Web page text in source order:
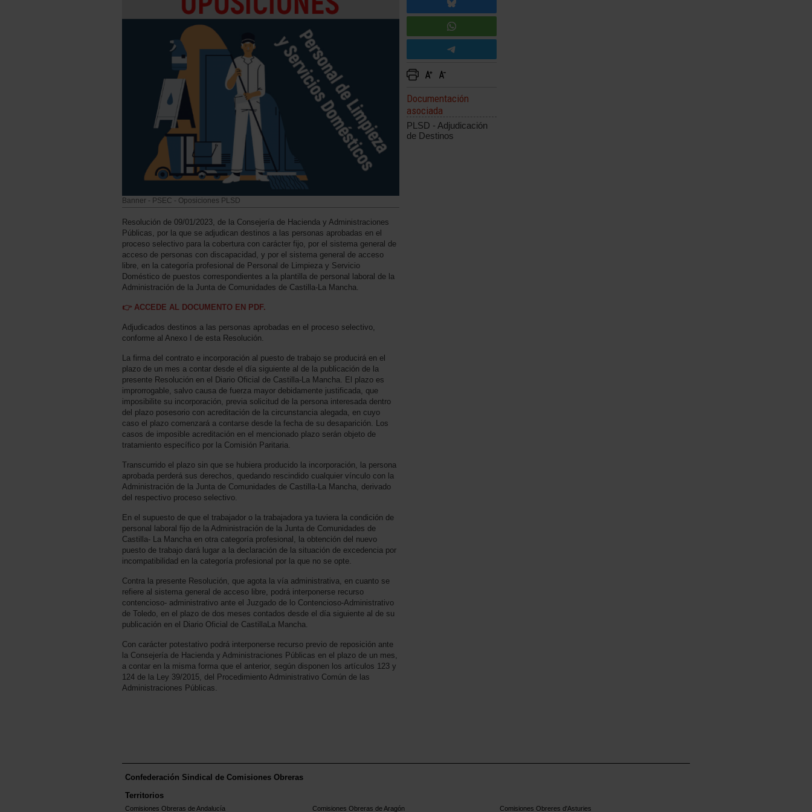
Banner - PSEC - Oposiciones PLSD
Resolución de 09/01/2023, de la Consejería de Hacienda y Administraciones
Públicas, por la que se adjudican destinos a las personas aprobadas en el
proceso selectivo para la cobertura con carácter fijo, por el sistema general de
acceso de personas con discapacidad, y por el sistema general de acceso
libre, en la categoría profesional de Personal de Limpieza y Servicio
Doméstico de puestos correspondientes a la plantilla de personal laboral de la
Administración de la Junta de Comunidades de Castilla-La Mancha.
👉 ACCEDE AL DOCUMENTO EN PDF.
Adjudicados destinos a las personas aprobadas en el proceso selectivo,
conforme al Anexo I de esta Resolución.
La firma del contrato e incorporación al puesto de trabajo se producirá en el
plazo de un mes a contar desde el día siguiente al de la publicación de la
presente Resolución en el Diario Oficial de Castilla-La Mancha. El plazo es
improrrogable, salvo causa de fuerza mayor debidamente justificada, que
imposibilite su incorporación, previa solicitud de la persona interesada dentro
del plazo posesorio con acreditación de la circunstancia alegada, en cuyo
caso el plazo comenzará a contarse desde la fecha de su desaparición. Los
casos de imposible acreditación en el mencionado plazo serán objeto de
tratamiento específico por la Comisión Paritaria.
Transcurrido el plazo sin que se hubiera producido la incorporación, la persona
aprobada perderá sus derechos, quedando rescindido cualquier vínculo con la
Administración de la Junta de Comunidades de Castilla-La Mancha, derivado
del respectivo proceso selectivo.
En el supuesto de que el trabajador o la trabajadora ya tuviera la condición de
personal laboral fijo de la Administración de la Junta de Comunidades de
Castilla- La Mancha en otra categoría profesional, la obtención del nuevo
puesto de trabajo dará lugar a la declaración de la situación de excedencia por
incompatibilidad en la categoría profesional por la que no se opte.
Contra la presente Resolución, que agota la vía administrativa, en cuanto se
refiere al sistema general de acceso libre, podrá interponerse recurso
contencioso- administrativo ante el Juzgado de lo Contencioso-Administrativo
de Toledo, en el plazo de dos meses contados desde el día siguiente al de su
publicación en el Diario Oficial de CastillaLa Mancha.
Con carácter potestativo podrá interponerse recurso previo de reposición ante
la Consejería de Hacienda y Administraciones Públicas en el plazo de un mes,
a contar en la misma forma que el anterior, según disponen los artículos 123 y
124 de la Ley 39/2015, del Procedimiento Administrativo Común de las
Administraciones Públicas.
Documentación
asociada
PLSD - Adjudicación
de Destinos
Confederación Sindical de Comisiones Obreras
Territorios
Comisiones Obreras de Andalucía Comisiones Obreras de Aragón Comisiones Obreres d'Asturies